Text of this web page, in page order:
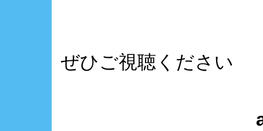
ぜひご視聴ください